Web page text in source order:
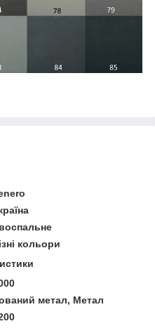
кольори
метал, Метал